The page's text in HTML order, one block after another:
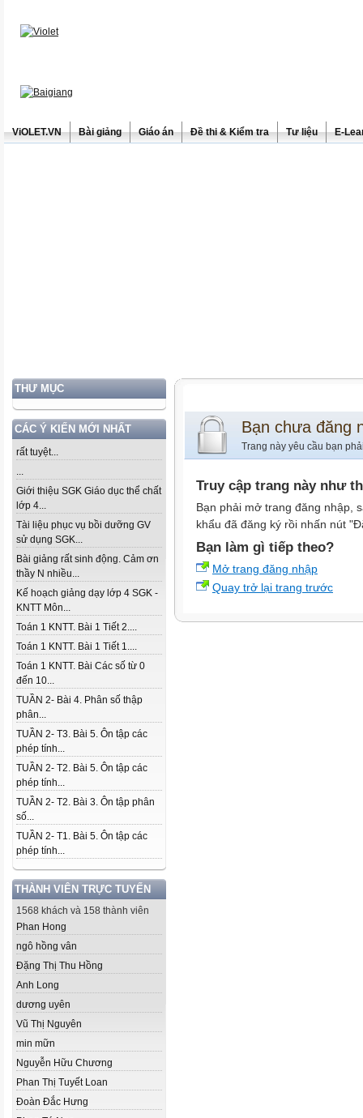
ViOLET.VN Bài giảng Giáo án Đề thi & Kiểm tra Tư liệu E-
THƯ MỤC
CÁC Ý KIẾN MỚI NHẤT
rất tuyệt...
...
Giới thiệu SGK Giáo dục thể chất
lớp 4...
Tài liệu phục vụ bồi dưỡng GV
sử dụng SGK...
Bài giảng rất sinh động. Cảm ơn
thầy N nhiều...
Kế hoạch giảng dạy lớp 4 SGK -
KNTT Môn...
Toán 1 KNTT. Bài 1 Tiết 2....
Toán 1 KNTT. Bài 1 Tiết 1....
Toán 1 KNTT. Bài Các số từ 0
đến 10...
TUẦN 2- Bài 4. Phân số thập
phân...
TUẦN 2- T3. Bài 5. Ôn tập các
phép tính...
TUẦN 2- T2. Bài 5. Ôn tập các
phép tính...
TUẦN 2- T2. Bài 3. Ôn tập phân
số...
TUẦN 2- T1. Bài 5. Ôn tập các
phép tính...
THÀNH VIÊN TRỰC TUYẾN
1568 khách và 158 thành viên
Phan Hong
ngô hồng vân
Đặng Thị Thu Hồng
Anh Long
dương uyên
Vũ Thị Nguyên
min mữn
Nguyễn Hữu Chương
Phan Thị Tuyết Loan
Đoàn Đắc Hưng
Bạn chưa đăng
Trang này yêu cầu bạn
Truy cập trang này như
Bạn phải mở trang đăng nhập,
khẩu đã đăng ký rồi nhấn nút
Bạn làm gì tiếp theo?
Mở trang đăng nhập
Quay trở lại trang trước